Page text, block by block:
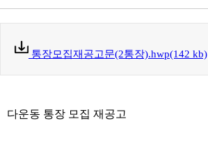
통장모집재공고문(2통장).hwp(142 kb)
다운동 통장 모집 재공고